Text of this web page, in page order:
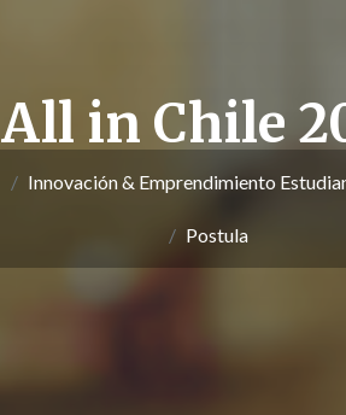
All in Chile
Innovación & Emprendimiento
Postula